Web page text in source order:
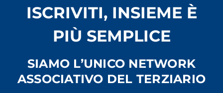
ISCRIVITI, INSIEME È
PIÙ SEMPLICE
SIAMO L’UNICO NETWORK
ASSOCIATIVO DEL TERZIARIO